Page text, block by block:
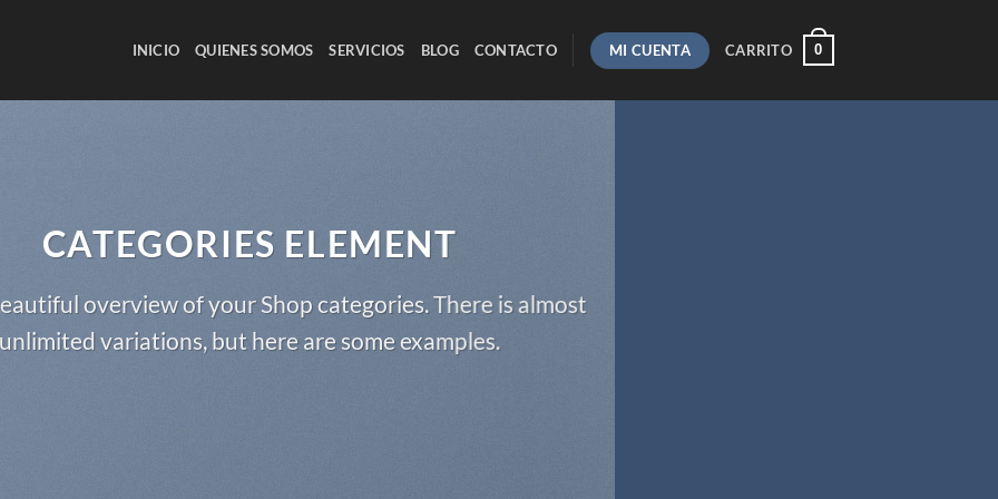
INICIO QUIENES SOMOS SERVICIOS BLOG CONTACTO MI CUENTA CARRITO 0
CATEGORIES ELEMENT
overview of your Shop categories. There is almost
unlimited variations, but here are some examples.